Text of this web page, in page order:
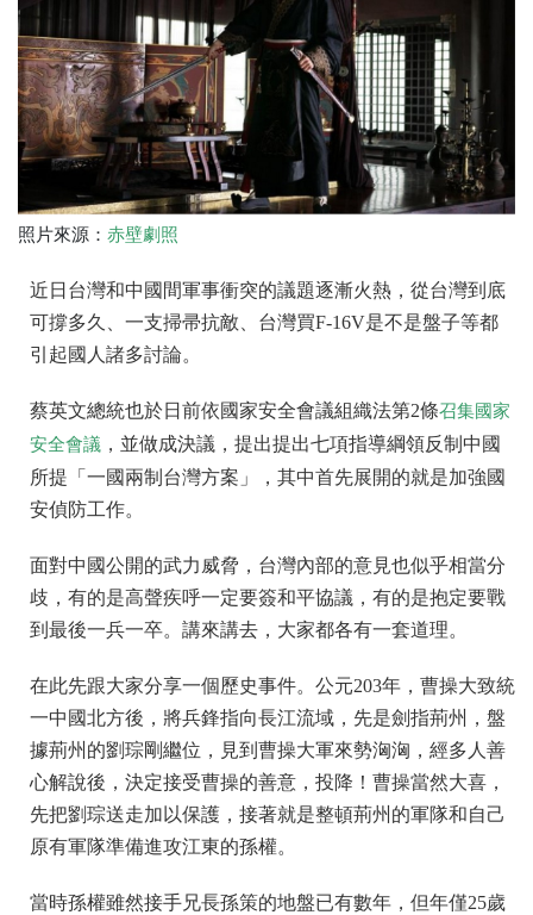
照片來源： 赤壁劇照
近日台灣和中國間軍事衝突的議題逐漸火熱，從台灣到底
可撐多久、一支掃帚抗敵、台灣買F-16V是不是盤子等都
引起國人諸多討論。
蔡英文總統也於日前依國家安全會議組織法第2條召集國家
安全會議 ，並做成決議，提出提出七項指導綱領反制中國
所提「一國兩制台灣方案」，其中首先展開的就是加強國
安偵防工作。
面對中國公開的武力威脅，台灣內部的意見也似乎相當分
歧，有的是高聲疾呼一定要簽和平協議，有的是抱定要戰
到最後一兵一卒。講來講去，大家都各有一套道理。
在此先跟大家分享一個歷史事件。公元203年，曹操大致統
一中國北方後，將兵鋒指向長江流域，先是劍指荊州，盤
據荊州的劉琮剛繼位，見到曹操大軍來勢洶洶，經多人善
心解說後，決定接受曹操的善意，投降！曹操當然大喜，
先把劉琮送走加以保護，接著就是整頓荊州的軍隊和自己
原有軍隊準備進攻江東的孫權。
當時孫權雖然接手兄長孫策的地盤已有數年，但年僅25歲